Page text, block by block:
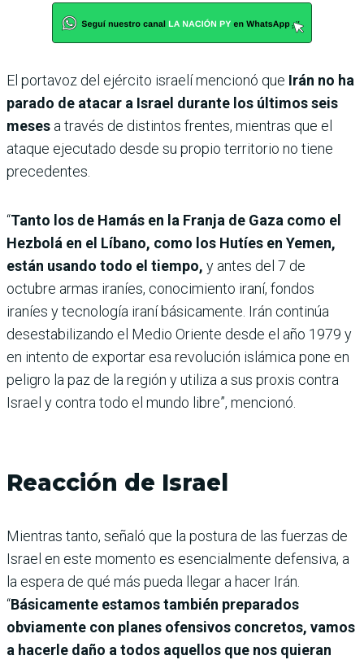
El portavoz del ejército israelí mencionó que Irán no ha
parado de atacar a Israel durante los últimos seis
meses a través de distintos frentes, mientras que el
ataque ejecutado desde su propio territorio no tiene
precedentes.
“Tanto los de Hamás en la Franja de Gaza como el
Hezbolá en el Líbano, como los Hutíes en Yemen,
están usando todo el tiempo, y antes del 7 de
octubre armas iraníes, conocimiento iraní, fondos
iraníes y tecnología iraní básicamente. Irán continúa
desestabilizando el Medio Oriente desde el año 1979 y
en intento de exportar esa revolución islámica pone en
peligro la paz de la región y utiliza a sus proxis contra
Israel y contra todo el mundo libre”, mencionó.
Reacción de Israel
Mientras tanto, señaló que la postura de las fuerzas de
Israel en este momento es esencialmente defensiva, a
la espera de qué más pueda llegar a hacer Irán.
“Básicamente estamos también preparados
obviamente con planes ofensivos concretos, vamos
a hacerle daño a todos aquellos que nos quieran